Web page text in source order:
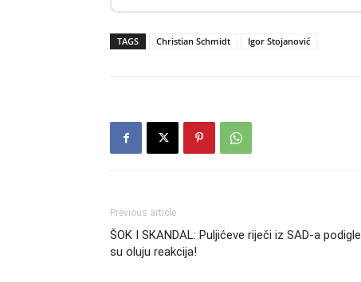
TAGS Christian Schmidt Igor Stojanović
Previous article
ŠOK I SKANDAL: Puljićeve riječi iz SAD-a podigle
su oluju reakcija!